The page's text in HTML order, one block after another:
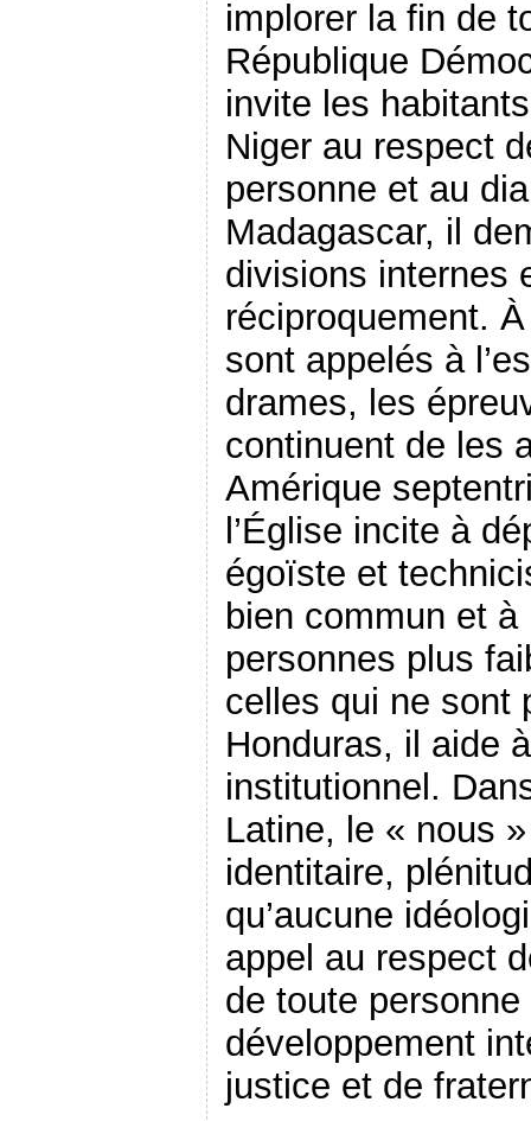
implorer la fin de
République
invite les
Niger au respect
personne et au
Madagascar, il
divisions internes
réciproquement.
sont appelés à
drames, les
continuent de les
Amérique
l’Église incite à
égoïste et
bien commun et
personnes plus
celles qui ne sont
Honduras, il aide
institutionnel.
Latine, le « nous
identitaire,
qu’aucune
appel au respect
de toute
développement
justice et de